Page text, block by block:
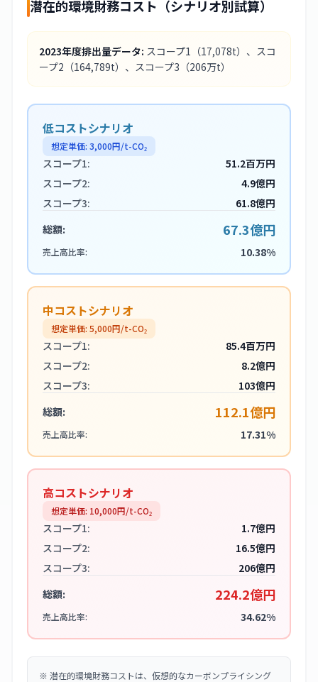
潜在的環境財務コスト（シナリオ別試算）
2023年度排出量データ: スコープ1 （17,078t） 、スコ
ープ2 （164,789t） 、スコープ3 （206万t）
低コストシナリオ
想定単価: 3,000円/t-CO₂
スコープ1:
51.2百万円
スコープ2:
4.9億円
スコープ3:
61.8億円
総額:
67.3億円
売上高比率: 10.38%
中コストシナリオ
想定単価: 5,000円/t-CO₂
スコープ1:
85.4百万円
スコープ2:
8.2億円
スコープ3:
103億円
総額:
112.1億円
売上高比率: 17.31%
高コストシナリオ
想定単価: 10,000円/t-CO₂
スコープ1:
1.7億円
スコープ2:
16.5億円
スコープ3:
206億円
総額:
224.2億円
売上高比率: 34.62%
※ 潜在的環境財務コストは、仮想的なカーボンプライシング